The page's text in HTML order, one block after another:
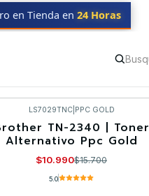
en Tienda en 24 Horas
-30%
LS7029TNC| PPC GOLD
TN-2340 | Toner
Alternativo Ppc Gold
$10.990$15.700
5.0